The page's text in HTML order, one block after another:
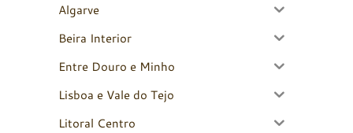
Algarve
Beira Interior
Entre Douro e Minho
Lisboa e Vale do Tejo
Litoral Centro